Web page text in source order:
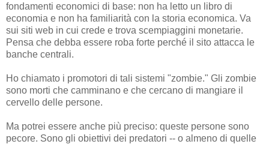
fondamenti economici di base: non ha letto un libro di
economia e non ha familiarità con la storia economica. Va
sui siti web in cui crede e trova scempiaggini monetarie.
Pensa che debba essere roba forte perché il sito attacca le
banche centrali.
Ho chiamato i promotori di tali sistemi "zombie." Gli zombie
sono morti che camminano e che cercano di mangiare il
cervello delle persone.
Ma potrei essere anche più preciso: queste persone sono
pecore. Sono gli obiettivi dei predatori -- o almeno di quelle